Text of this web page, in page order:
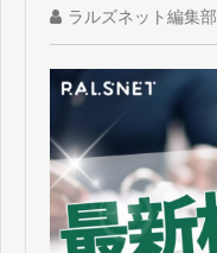
ラルズネット編集部